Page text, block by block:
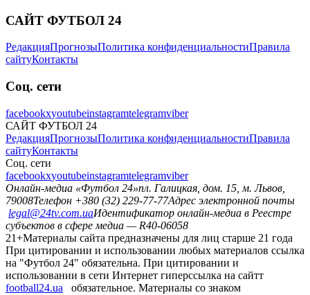
САЙТ ФУТБОЛ 24
РедакцияПрогнозыПолитика конфиденциальностиПравила
сайтуКонтакты
Соц. сети
facebookxyoutubeinstagramtelegramviber
САЙТ ФУТБОЛ 24
РедакцияПрогнозыПолитика конфиденциальностиПравила
сайтуКонтакты
Соц. сети
facebookxyoutubeinstagramtelegramviber
Онлайн-медиа «Футбол 24»пл. Галицкая, дом. 15, м. Львов,
79008Телефон +380 (32) 229-77-77Адрес электронной почты
legal@24tv.com.uaИдентификатор онлайн-медиа в Реестре
субъектов в сфере медиа — R40-06058
21+Материалы сайта предназначены для лиц старше 21 года
При цитировании и использовании любых материалов ссылка
на "Футбол 24" обязательна. При цитировании и
использовании в сети Интернет гиперссылка на сайтт
football24.ua
обязательное. Материалы со знаком